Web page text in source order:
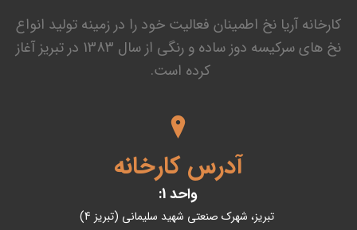
کارخانه آریا نخ اطمینان فعالیت خود را در زمینه تولید انواع
نخ های سرکیسه دوز ساده و رنگی از سال 1383 در تبریز آغاز
کرده است.
آدرس کارخانه
واحد 1:
تبریز، شهرک صنعتی شهید سلیمانی (تبریز 4)